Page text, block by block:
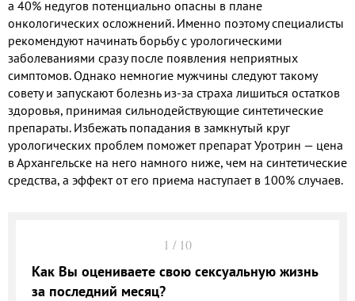
а 40% недугов потенциально опасны в плане
онкологических осложнений. Именно поэтому специалисты
рекомендуют начинать борьбу с урологическими
заболеваниями сразу после появления неприятных
симптомов. Однако немногие мужчины следуют такому
совету и запускают болезнь из-за страха лишиться остатков
здоровья, принимая сильнодействующие синтетические
препараты. Избежать попадания в замкнутый круг
урологических проблем поможет препарат Уротрин — цена
в Архангельске на него намного ниже, чем на синтетические
средства, а эффект от его приема наступает в 100% случаев.
1 / 10
Как Вы оцениваете свою сексуальную жизнь
за последний месяц?